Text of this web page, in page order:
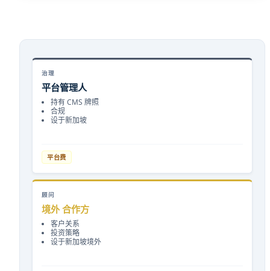
治理
平台管理人
持有 CMS 牌照
合规
设于新加坡
平台费
顾问
境外 合作方
客户关系
投资策略
设于新加坡境外